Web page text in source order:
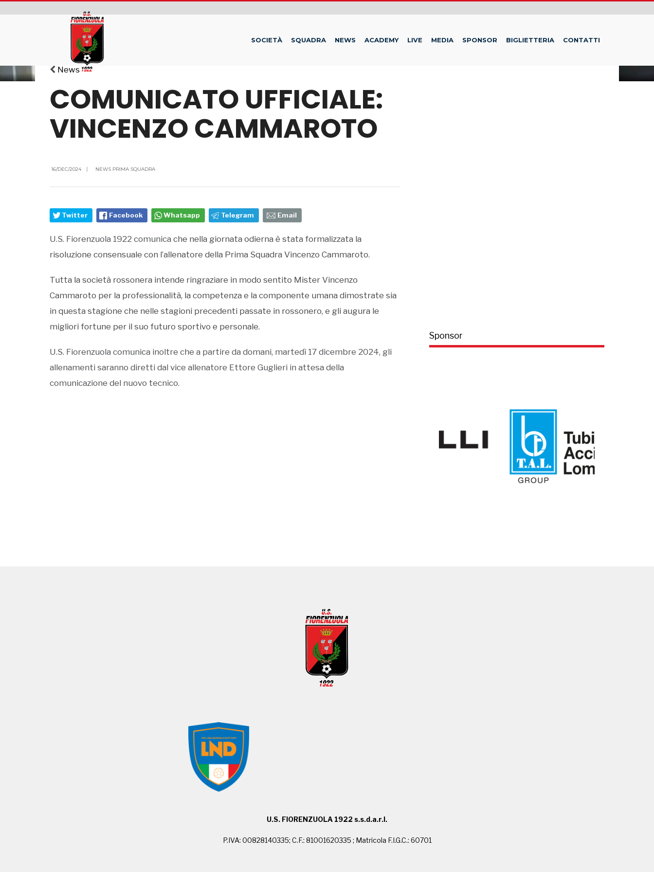
SOCIETÀ SQUADRA NEWS ACADEMY LIVE MEDIA SPONSOR BIGLIETTERIA CONTATTI
News
COMUNICATO UFFICIALE:
VINCENZO CAMMAROTO
16/DEC/2024 | NEWS PRIMA SQUADRA
Twitter Facebook Whatsapp Telegram Email
U.S. Fiorenzuola 1922 comunica che nella giornata odierna è stata formalizzata la
risoluzione consensuale con l’allenatore della Prima Squadra Vincenzo Cammaroto.
Tutta la società rossonera intende ringraziare in modo sentito Mister Vincenzo
Cammaroto per la professionalità, la competenza e la componente umana dimostrate sia
in questa stagione che nelle stagioni precedenti passate in rossonero, e gli augura le
migliori fortune per il suo futuro sportivo e personale.
U.S. Fiorenzuola comunica inoltre che a partire da domani, martedì 17 dicembre 2024, gli
allenamenti saranno diretti dal vice allenatore Ettore Guglieri in attesa della
comunicazione del nuovo tecnico.
Sponsor
U.S. FIORENZUOLA 1922 s.s.d.a.r.l.
P.IVA: 00828140335; C.F.: 81001620335 ; Matricola F.I.G.C.: 60701